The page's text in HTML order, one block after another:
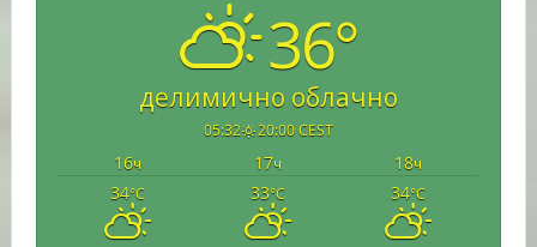
36°
делимично облачно
05:32 20:00 CEST
16ч 17ч 18ч
34°C 33°C 34°C